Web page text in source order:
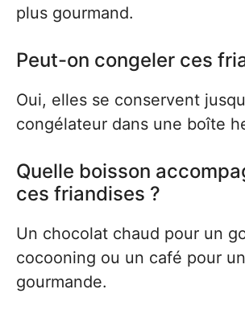
plus gourmand.
Peut-on congeler ces
Oui, elles se conservent
congélateur dans une boîte
Quelle boisson
ces friandises ?
Un chocolat chaud pour un
cocooning ou un café pour
gourmande.